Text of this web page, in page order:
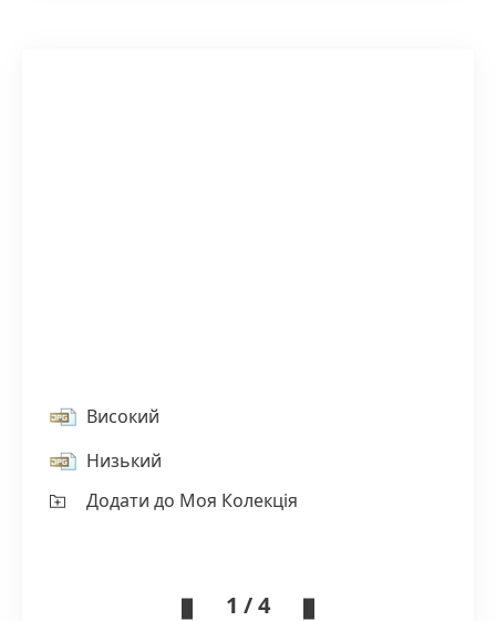
Високий
Низький
Додати до Моя Колекція
1 / 4